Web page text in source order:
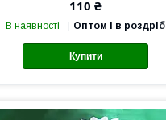
110 ₴
В наявності Оптом і в роздріб
Купити